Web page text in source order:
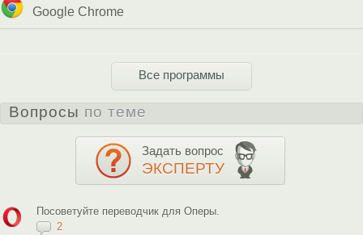
Google Chrome
Все программы
Вопросы по теме
Задать вопрос
ЭКСПЕРТУ
Посоветуйте переводчик для Оперы.
2